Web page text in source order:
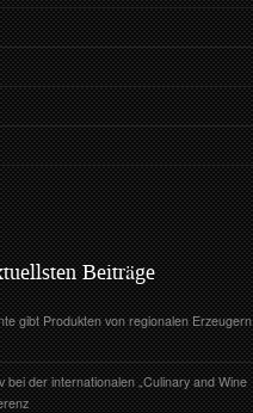
Beiträge
gibt Produkten von regionalen Erzeugern
bei der internationalen „Culinary and Wine